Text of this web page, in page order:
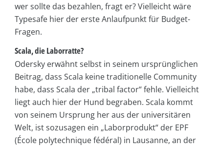
wer sollte das bezahlen, fragt er? Vielleicht wäre
Typesafe hier der erste Anlaufpunkt für Budget-
Fragen.
Scala, die Laborratte?
Odersky erwähnt selbst in seinem ursprünglichen
Beitrag, dass Scala keine traditionelle Community
habe, dass Scala der „tribal factor“ fehle. Vielleicht
liegt auch hier der Hund begraben. Scala kommt
von seinem Ursprung her aus der universitären
Welt, ist sozusagen ein „Laborprodukt“ der EPF
(École polytechnique fédéral) in Lausanne, an der